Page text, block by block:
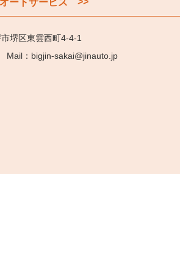
ートサービス
堺区東雲西町4-4-1
bigjin-sakai@jinauto.jp